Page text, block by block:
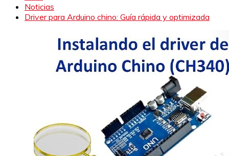
Noticias
Driver para Arduino chino: Guía rápida y optimizada